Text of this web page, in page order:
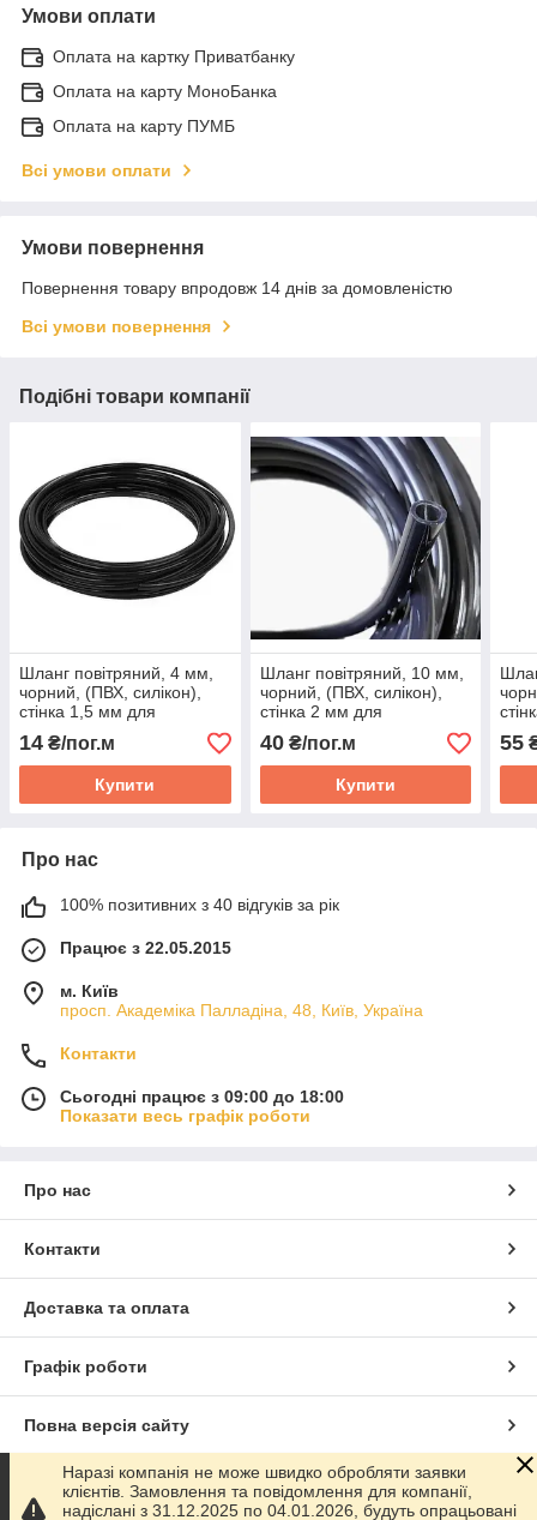
Умови оплати
Оплата на картку Приватбанку
Оплата на карту МоноБанка
Оплата на карту ПУМБ
Всі умови оплати
Умови повернення
Повернення товару впродовж 14 днів за домовленістю
Всі умови повернення
Подібні товари компанії
Шланг повітряний, 4 мм,
чорний, (ПВХ, силікон),
стінка 1,5 мм для
компресора, аератора,
насоса
14 ₴/пог.м
Купити
Шланг повітряний, 10 мм,
чорний, (ПВХ, силікон),
стінка 2 мм для
компресора, аератора,
насоса
40₴/пог.м
Купити
55
Про нас
100% позитивних з 40 відгуків за рік
Працює з 22.05.2015
м. Київ
просп. Академіка Палладіна, 48, Київ, Україна
Контакти
Сьогодні працює з 09:00 до 18:00
Показати весь графік роботи
Про нас
Контакти
Доставка та оплата
Графік роботи
Повна версія сайту
Сайт створено на маркетплейсіProm.ua
Наразі компанія не може швидко обробляти заявки
клієнтів. Замовлення та повідомлення для компанії,
надіслані з 31.12.2025 по 04.01.2026, будуть опрацьовані